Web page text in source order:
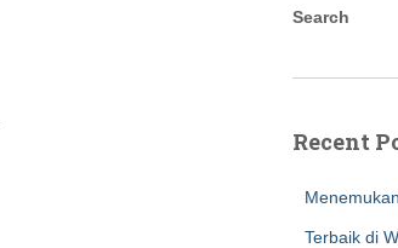
Search
Recent
Terbaik di